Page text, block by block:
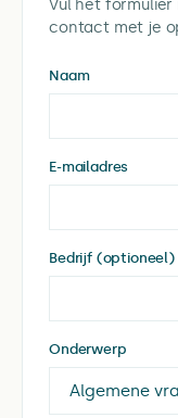
Vul het formulier
contact met je
Naam
E-mailadres
Bedrijf (optioneel)
Onderwerp